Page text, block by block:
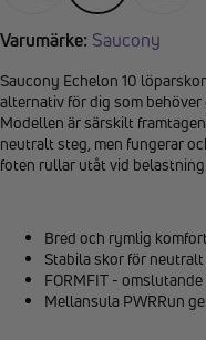
Varumärke: Saucony
Saucony Echelon 10
alternativ för dig som
Modellen är särskilt
neutralt steg, men fungerar
foten rullar utåt vid belastning.
Bred och rymlig komfort
Stabila skor för
FORMFIT -
Mellansula PWRRun